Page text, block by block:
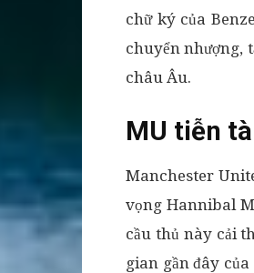
chữ ký của
chuyển nhượng,
châu Âu.
MU tiễn
Manchester
vọng Hannibal
cầu thủ này cải
gian gần đây